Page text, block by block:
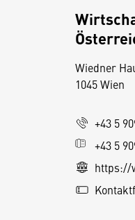
Wiedner
1045 Wien
+43 5
+43 5
https://